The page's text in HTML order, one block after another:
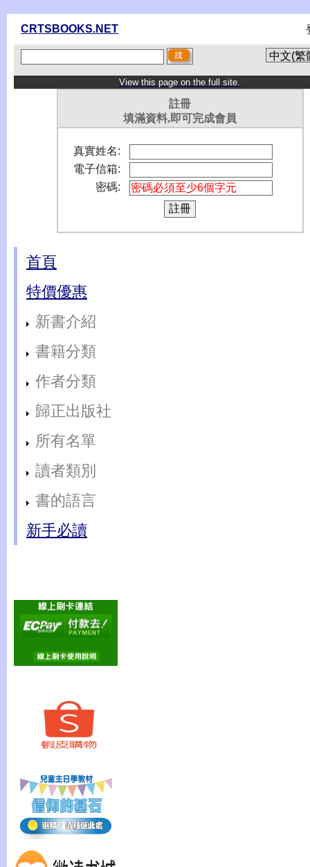
CRTSBOOKS.NET
View this page on the full site.
註冊
填滿資料,即可完成會員
真實姓名:
電子信箱:
密碼:
首頁
特價優惠
新書介紹
書籍分類
作者分類
歸正出版社
所有名單
讀者類別
書的語言
新手必讀